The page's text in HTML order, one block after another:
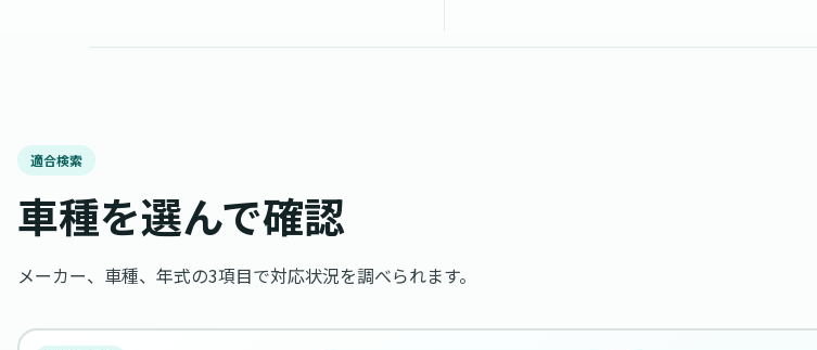
適合検索
車種を選んで確認
メーカー、車種、年式の3項目で対応状況を調べられます。